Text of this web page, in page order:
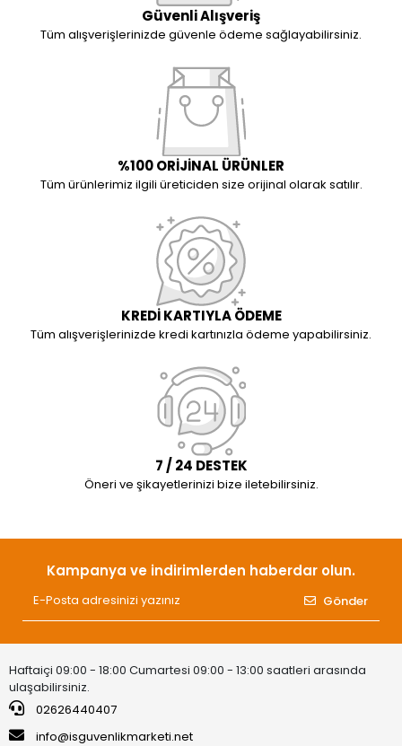
Güvenli Alışveriş
Tüm alışverişlerinizde güvenle ödeme sağlayabilirsiniz.
%100 ORİJİNAL ÜRÜNLER
Tüm ürünlerimiz ilgili üreticiden size orijinal olarak satılır.
KREDİ KARTIYLA ÖDEME
Tüm alışverişlerinizde kredi kartınızla ödeme yapabilirsiniz.
7 / 24 DESTEK
Öneri ve şikayetlerinizi bize iletebilirsiniz.
Kampanya ve indirimlerden haberdar olun.
Gönder
Haftaiçi 09:00 - 18:00 Cumartesi 09:00 - 13:00 saatleri arasında
ulaşabilirsiniz.
02626440407
info@isguvenlikmarketi.net